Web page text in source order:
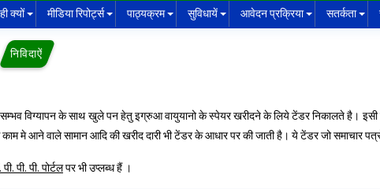
क्यों मीडिया रिपोर्ट्स पाठ्यक्रम सुविधायें आवेदन प्रक्रिया सतर्कता
निविदाऐं
सम्भव विग्यापन के साथ खुले पन हेतु इग्रुआ वायुयानो के स्पेयर खरीदने के लिये टेंडर निकालते है।
मे आने वाले सामान आदि की खरीद दारी भी टेंडर के आधार पर की जाती है। ये टेंडर जो समाचार
पी. पी. पी. पोर्टलपर भी उप्लब्ध हैं ।